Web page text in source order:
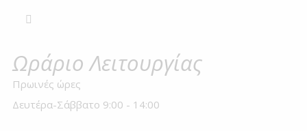
Ωράριο Λειτουργίας
Πρωινές ώρες
Δευτέρα-Σάββατο 9:00 - 14:00